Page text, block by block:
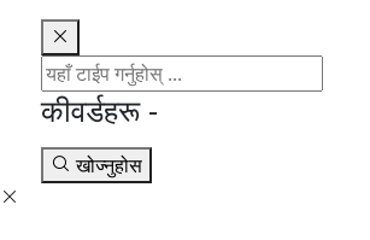
कीवर्डहरू -
खोज्नुहोस